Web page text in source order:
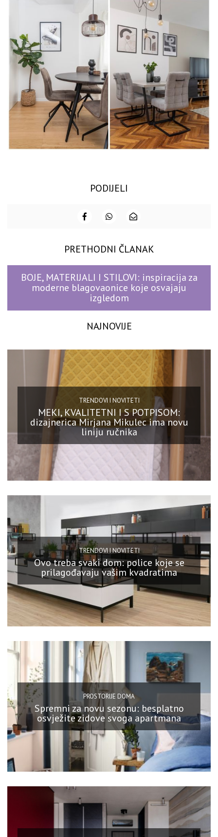
PODIJELI
PRETHODNI ČLANAK
BOJE, MATERIJALI I STILOVI: inspiracija za
moderne blagovaonice koje osvajaju
izgledom
NAJNOVIJE
TRENDOVI I NOVITETI
MEKI, KVALITETNI I S POTPISOM:
dizajnerica Mirjana Mikulec ima novu
liniju ručnika
TRENDOVI I NOVITETI
Ovo treba svaki dom: police koje se
prilagođavaju vašim kvadratima
PROSTORIJE DOMA
Spremni za novu sezonu: besplatno
osvježite zidove svoga apartmana